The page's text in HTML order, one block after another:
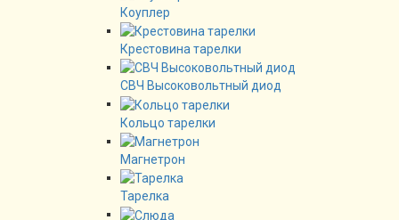
Коуплер
Крестовина тарелки
СВЧ Высоковольтный диод
Кольцо тарелки
Магнетрон
Тарелка